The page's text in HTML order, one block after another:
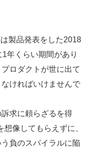
製品発表をした2018
年くらい期間があり
ロダクトが世に出て
ければいけませんで
求に頼らざるを得
像してもらえずに、
負のスパイラルに陥